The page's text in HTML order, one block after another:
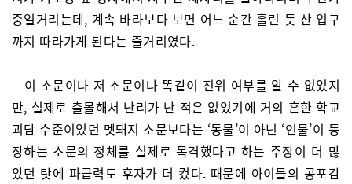
중얼거리는데, 계속 바라보다 보면 어느 순간 홀린 듯 산 입구
까지 따라가게 된다는 줄거리였다.
이 소문이나 저 소문이나 똑같이 진위 여부를 알 수 없었지
만, 실제로 출몰해서 난리가 난 적은 없었기에 거의 흔한 학교
괴담 수준이었던 멧돼지 소문보다는 ‘동물’이 아닌 ‘인물’이 등
장하는 소문의 정체를 실제로 목격했다고 하는 주장이 더 많
았던 탓에 파급력도 후자가 더 컸다. 때문에 아이들의 공포감